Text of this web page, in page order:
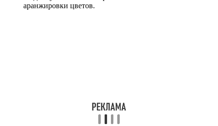
аранжировки цветов.